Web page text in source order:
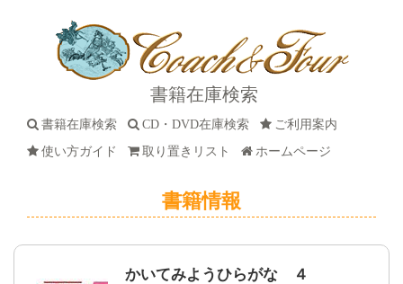
書籍在庫検索
書籍在庫検索 CD・DVD在庫検索
ご利用案内
使い方ガイド
取り置きリスト ホームページ
書籍情報
かいてみようひらがな ４